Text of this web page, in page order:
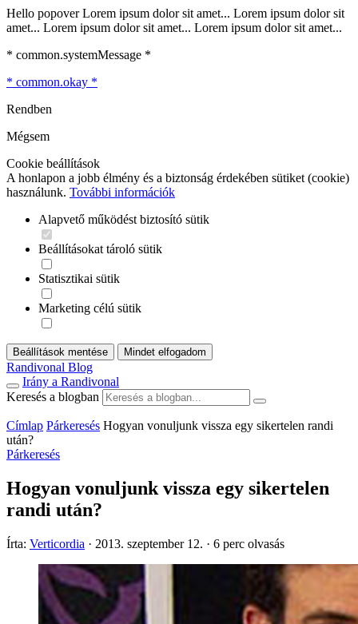
Hello popover Lorem ipsum dolor sit amet... Lorem ipsum dolor sit
amet... Lorem ipsum dolor sit amet... Lorem ipsum dolor sit amet...
* common.systemMessage *
* common.okay *
Rendben
Mégsem
Cookie beállítások
A honlapon a jobb élmény és a biztonság érdekében sütiket (cookie)
használunk. További információk
Alapvető működést biztosító sütik
Beállításokat tároló sütik
Statisztikai sütik
Marketing célú sütik
Beállítások mentése Mindet elfogadom
Randivonal Blog
Irány a Randivonal
Keresés a blogban
Címlap Párkeresés Hogyan vonuljunk vissza egy sikertelen randi
után?
Párkeresés
Hogyan vonuljunk vissza egy sikertelen
randi után?
Írta: Verticordia · 2013. szeptember 12. · 6 perc olvasás